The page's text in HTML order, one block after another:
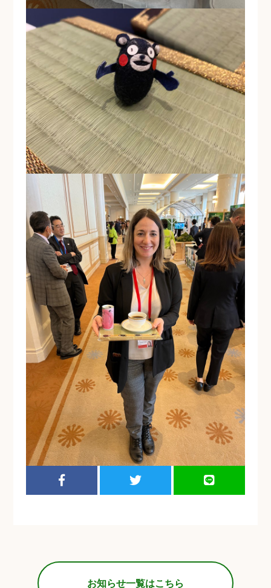
お知らせ一覧はこちら